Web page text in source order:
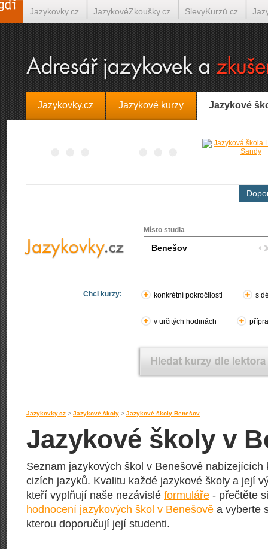
Jazykovky.cz Jazykové kurzy Jazykové
Místo studia
Chci kurzy: konkrétní pokročilosti s
v určitých hodinách
Jazykovky.cz > Jazykové školy > Jazykové školy Benešov
Jazykové školy v
Seznam jazykových škol v Benešově nabízejících
cizích jazyků. Kvalitu každé jazykové školy a její
kteří vyplňují naše nezávislé formuláře - přečtěte
hodnocení jazykových škol v Benešově a vyberte
kterou doporučují její studenti.
Jazykovky.cz JazykovéZkoušky.cz SlevyKurzů.cz
Španělština on-line Italština on-line Tlumočení-